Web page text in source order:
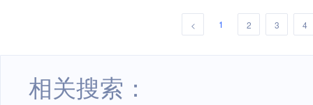
< 1 2 3 4
相关搜索：